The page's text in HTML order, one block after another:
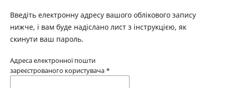
Введіть електронну адресу вашого облікового запису
нижче, і вам буде надіслано лист з інструкцією, як
скинути ваш пароль.
Адреса електронної пошти
зареєстрованого користувача *